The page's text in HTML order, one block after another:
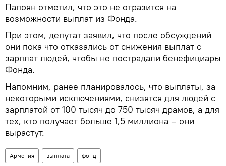
Папоян отметил, что это не отразится на
возможности выплат из Фонда.
При этом, депутат заявил, что после обсуждений
они пока что отказались от снижения выплат с
зарплат людей, чтобы не пострадали бенефициары
Фонда.
Напомним, ранее планировалось, что выплаты, за
некоторыми исключениями, снизятся для людей с
зарплатой от 100 тысяч до 750 тысяч драмов, а для
тех, кто получает больше 1,5 миллиона – они
вырастут.
Армения выплата фонд